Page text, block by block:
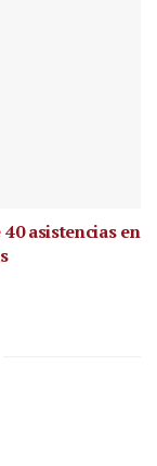
asistencias en